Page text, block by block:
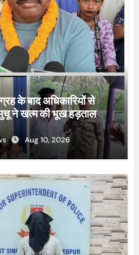
के बाद अधिकारियों से
ने खत्म की भूख हड़ताल
Aug 10, 2026